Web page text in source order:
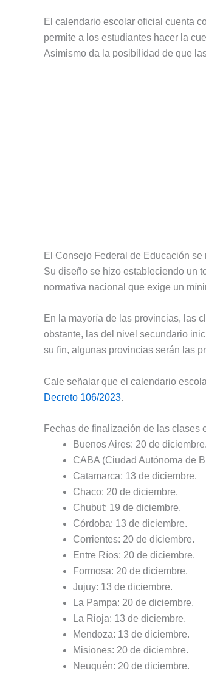
El calendario escolar oficial cuenta
permite a los estudiantes hacer la
Asimismo da la posibilidad de que
El Consejo Federal de Educación
Su diseño se hizo estableciendo un
normativa nacional que exige un
En la mayoría de las provincias, las
obstante, las del nivel secundario
su fin, algunas provincias serán las
Cale señalar que el calendario
Decreto 106/2023.
Fechas de finalización de las clases
Buenos Aires: 20 de diciembre.
CABA (Ciudad Autónoma de
Catamarca: 13 de diciembre.
Chaco: 20 de diciembre.
Chubut: 19 de diciembre.
Córdoba: 13 de diciembre.
Corrientes: 20 de diciembre.
Entre Ríos: 20 de diciembre.
Formosa: 20 de diciembre.
Jujuy: 13 de diciembre.
La Pampa: 20 de diciembre.
La Rioja: 13 de diciembre.
Mendoza: 13 de diciembre.
Misiones: 20 de diciembre.
Neuquén: 20 de diciembre.